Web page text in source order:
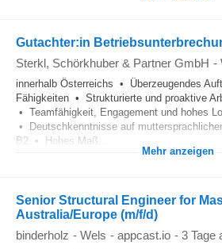
Gutachter:in
Sterkl, Schörkhuber & Partner GmbH -
innerhalb Österreichs • Überzeugendes
Fähigkeiten • Strukturierte und proaktive
• Teamfähigkeit, Engagement und hohes
• Deutschkenntnisse auf
B2 • Hohes Maß...
Mehr anzeigen
Senior Structural Engineer for
Australia/Europe (m/f/d)
binderholz - Wels - appcast.io - 3 Tage